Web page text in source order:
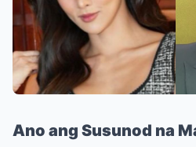
Ano ang Susunod na